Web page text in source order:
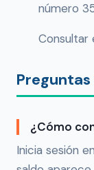
número
Consultar
¿Cómo
Inicia sesión